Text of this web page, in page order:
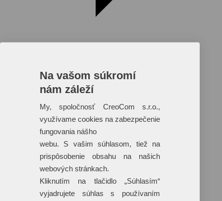
Reklamné predmety s plnofarebnou
potlačou
Dáždniky
Tašky
Hračky
Klobúky
Na vašom súkromí
nám záleží
My, spoločnosť CreoCom s.r.o.,
využívame cookies na zabezpečenie
fungovania nášho
webu. S vašim súhlasom, tiež na
prispôsobenie obsahu na našich
webových stránkach.
Kliknutím na tlačidlo „Súhlasím“
vyjadrujete súhlas s používaním